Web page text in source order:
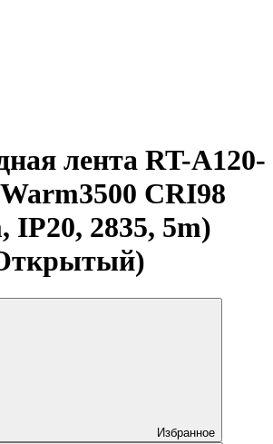
лента RT-A120-
CRI98
IP20, 2835, 5m)
Избранное